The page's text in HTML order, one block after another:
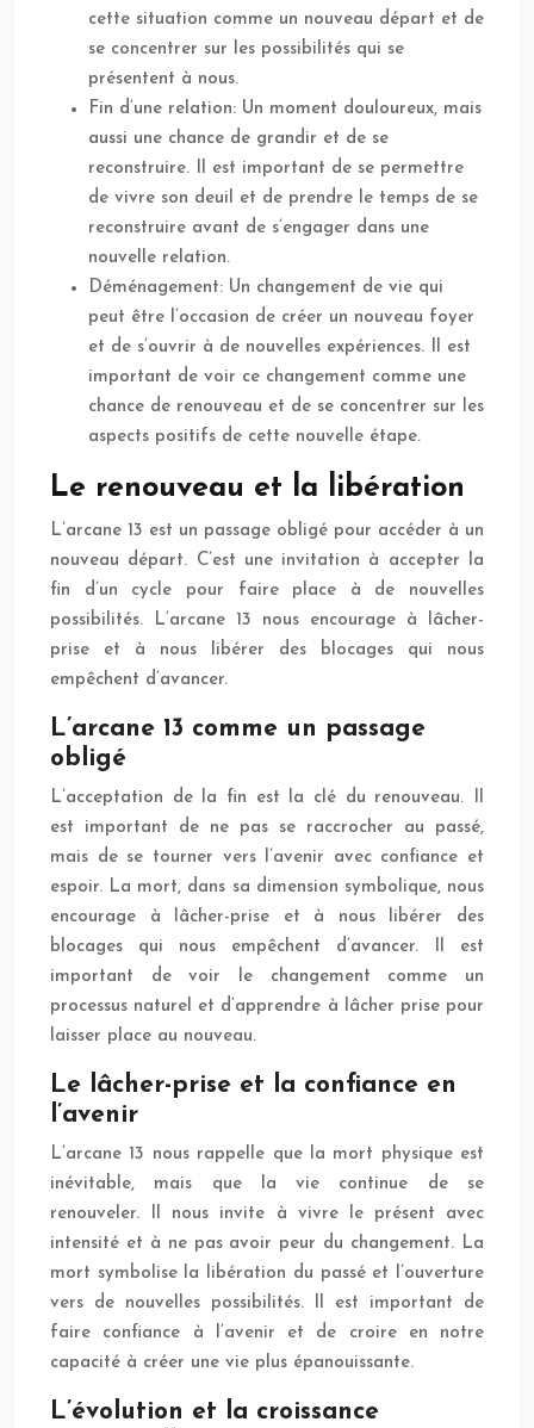
cette situation comme un nouveau départ et de
se concentrer sur les possibilités qui se
présentent à nous.
Fin d’une relation: Un moment douloureux, mais
aussi une chance de grandir et de se
reconstruire. Il est important de se permettre
de vivre son deuil et de prendre le temps de se
reconstruire avant de s’engager dans une
nouvelle relation.
Déménagement: Un changement de vie qui
peut être l’occasion de créer un nouveau foyer
et de s’ouvrir à de nouvelles expériences. Il est
important de voir ce changement comme une
chance de renouveau et de se concentrer sur les
aspects positifs de cette nouvelle étape.
Le renouveau et la libération
L’arcane 13 est un passage obligé pour accéder à un
nouveau départ. C’est une invitation à accepter la
fin d’un cycle pour faire place à de nouvelles
possibilités. L’arcane 13 nous encourage à lâcher-
prise et à nous libérer des blocages qui nous
empêchent d’avancer.
L’arcane 13 comme un passage
obligé
L’acceptation de la fin est la clé du renouveau. Il
est important de ne pas se raccrocher au passé,
mais de se tourner vers l’avenir avec confiance et
espoir. La mort, dans sa dimension symbolique, nous
encourage à lâcher-prise et à nous libérer des
blocages qui nous empêchent d’avancer. Il est
important de voir le changement comme un
processus naturel et d’apprendre à lâcher prise pour
laisser place au nouveau.
Le lâcher-prise et la confiance en
l’avenir
L’arcane 13 nous rappelle que la mort physique est
inévitable, mais que la vie continue de se
renouveler. Il nous invite à vivre le présent avec
intensité et à ne pas avoir peur du changement. La
mort symbolise la libération du passé et l’ouverture
vers de nouvelles possibilités. Il est important de
faire confiance à l’avenir et de croire en notre
capacité à créer une vie plus épanouissante.
L’évolution et la croissance